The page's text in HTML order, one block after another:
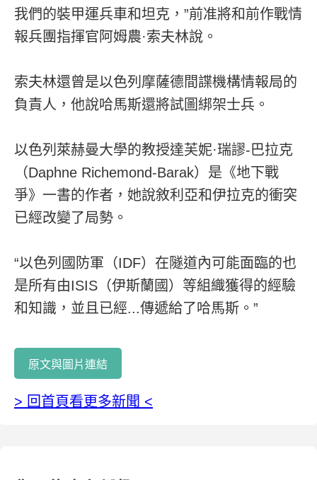
我們的裝甲運兵車和坦克，”前准將和前作戰情
報兵團指揮官阿姆農·索夫林說。
索夫林還曾是以色列摩薩德間諜機構情報局的
負責人，他說哈馬斯還將試圖綁架士兵。
以色列萊赫曼大學的教授達芙妮·瑞謬-巴拉克
（Daphne Richemond-Barak）是《地下戰
爭》一書的作者，她說敘利亞和伊拉克的衝突
已經改變了局勢。
“以色列國防軍（IDF）在隧道內可能面臨的也
是所有由ISIS（伊斯蘭國）等組織獲得的經驗
和知識，並且已經...傳遞給了哈馬斯。”
原文與圖片連結
> 回首頁看更多新聞 <